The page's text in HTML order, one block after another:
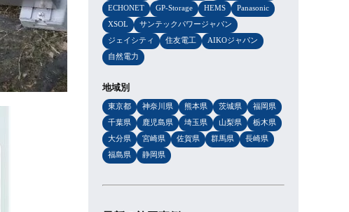
ECHONET
GP-Storage HEMS
Panasonic
XSOL
サンテックパワージャパン
ジェイシティ
住友電工
AIKOジャパン
自然電力
地域別
東京都 神奈川県 熊本県 茨城県
福岡県
千葉県
鹿児島県 埼玉県 山梨県
栃木県
大分県
宮崎県 佐賀県 群馬県
長崎県
福島県
静岡県